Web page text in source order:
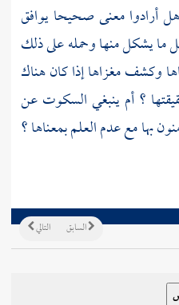
هل أرادوا معنى صحيحا يوافق
ما يشكل منها وحمله على ذلك
وكشف مغزاها إذا كان هناك
؟ أم ينبغي السكوت عن
بها مع عدم العلم بمعناها ؟
التالي السابق